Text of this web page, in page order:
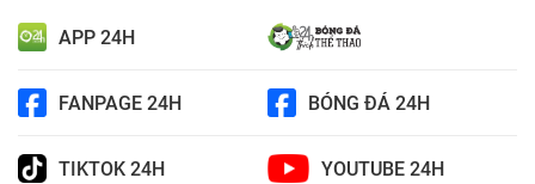
APP 24H
FANPAGE 24H BÓNG ĐÁ 24H
TIKTOK 24H YOUTUBE 24H